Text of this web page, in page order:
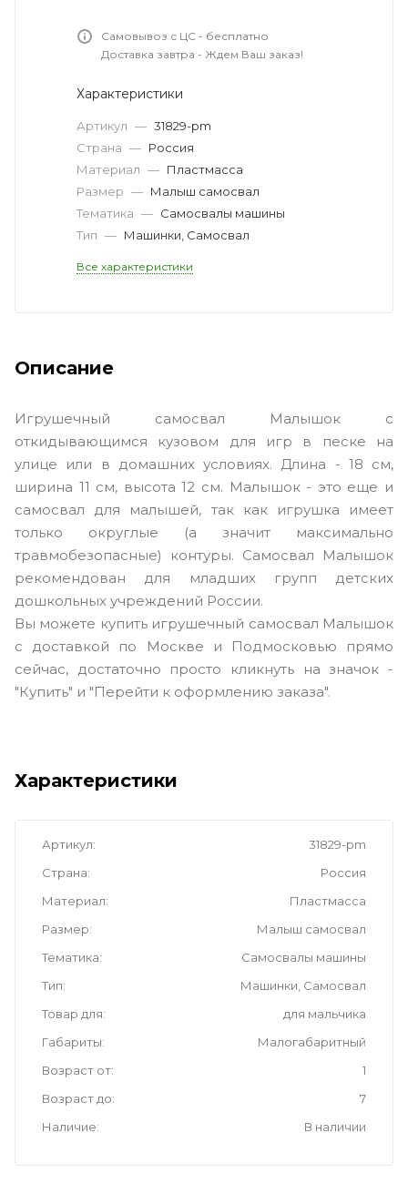
Самовывоз с ЦС - бесплатно
Доставка завтра - Ждем Ваш заказ!
Характеристики
Артикул — 31829-pm
Страна — Россия
Материал — Пластмасса
Размер — Малыш самосвал
Тематика — Самосвалы машины
Тип — Машинки, Самосвал
Все характеристики
Описание
Игрушечный самосвал Малышок с
откидывающимся кузовом для игр в песке на
улице или в домашних условиях. Длина - 18 см,
ширина 11 см, высота 12 см. Малышок - это еще и
самосвал для малышей, так как игрушка имеет
только округлые (а значит максимально
травмобезопасные) контуры. Самосвал Малышок
рекомендован для младших групп детских
дошкольных учреждений России.
Вы можете купить игрушечный самосвал Малышок
с доставкой по Москве и Подмосковью прямо
сейчас, достаточно просто кликнуть на значок -
"Купить" и "Перейти к оформлению заказа".
Характеристики
Артикул
31829-pm
Страна
Россия
Материал
Пластмасса
Размер
Малыш самосвал
Тематика
Самосвалы машины
Тип
Машинки, Самосвал
Товар для
для мальчика
Габариты
Малогабаритный
Возраст от
1
Возраст до
7
Наличие
В наличии